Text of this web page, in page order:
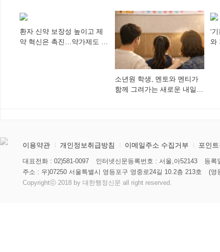
다”
환자 신약 보장성 높이고 제
약 혁신은 촉진…약가제도 개
소년원 학생, 멘토와 멘티가
함께 그려가는 새로운 내일
‘
와
이용약관 개인정보취급방침 이메일주소 수집거부 포인
대표전화 : 02)581-0097 인터넷신문등록번호 : 서울,아52143
등록
주소 : 우)07250 서울특별시 영등포구 영중로24길 10.2층 213호
(영
Copyrightⓒ 2018 by 대한행정신문 all right reserved.